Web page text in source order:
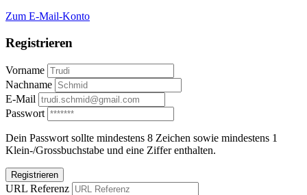
Zum E-Mail-Konto
Registrieren
Vorname
Nachname
E-Mail
Passwort
Dein Passwort sollte mindestens 8 Zeichen sowie mindestens 1
Klein-/Grossbuchstabe und eine Ziffer enthalten.
Registrieren
URL Referenz